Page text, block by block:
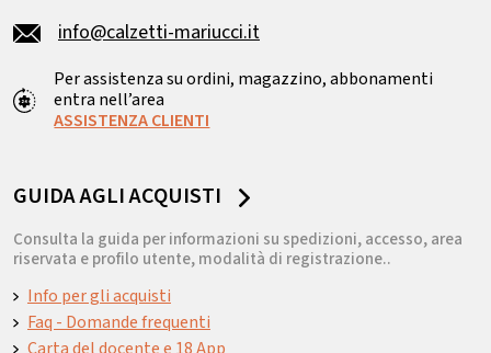
info@calzetti-mariucci.it
Per assistenza su ordini, magazzino, abbonamenti
entra nell’area
ASSISTENZA CLIENTI
GUIDA AGLI ACQUISTI
Consulta la guida per informazioni su spedizioni, accesso, area
riservata e profilo utente, modalità di registrazione..
Info per gli acquisti
Faq - Domande frequenti